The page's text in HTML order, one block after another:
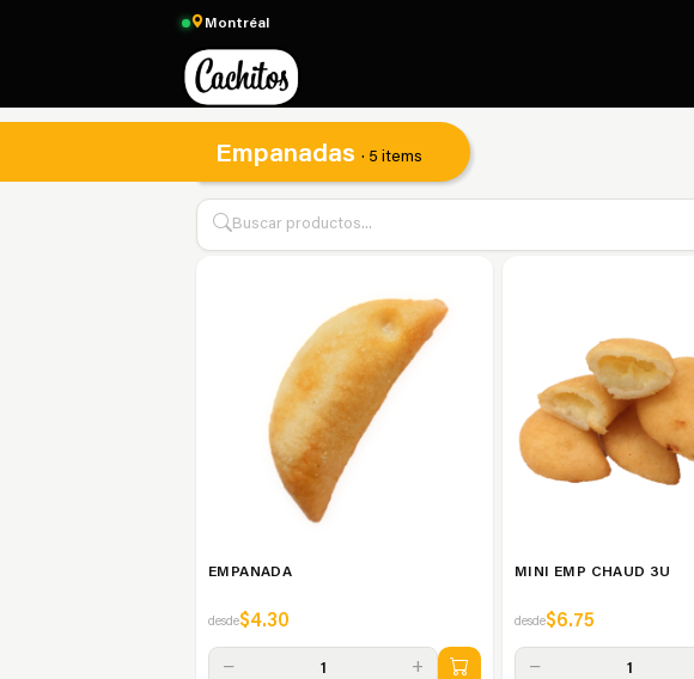
Montréal
Empanadas · 5 items
EMPANADA
desde$4.30
− 1 +
MINI EMP CHAUD 3U
desde$6.75
− 1